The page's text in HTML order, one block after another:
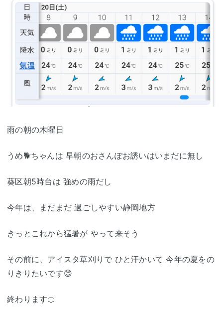
雨の朝の木曜日
うめ🐕️ちゃんは 早朝のおさんぽお誘いはいまだに無し
葵区朝5時台は 強めの雨だし
今年は、まだまだ 過ごしやすい静岡地方
きっとこれから猛暑が やって来そう
その前に、アイスタ草刈りで ひと汗かいて 今年の夏をの
りきりたいです😊
終わります🍊